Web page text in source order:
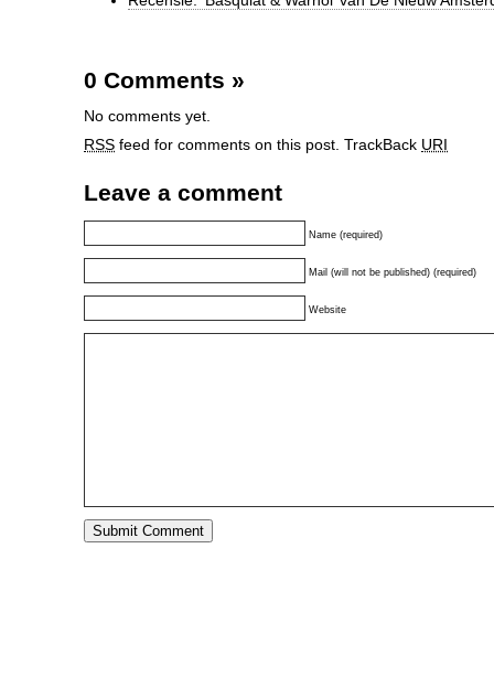
0 Comments »
No comments yet.
RSS feed for comments on this post. TrackBack URI
Leave a comment
Name (required)
Mail (will not be published) (required)
Website